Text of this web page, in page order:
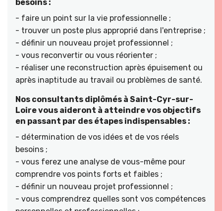
besoins :
- faire un point sur la vie professionnelle ;
- trouver un poste plus approprié dans l'entreprise ;
- définir un nouveau projet professionnel ;
- vous reconvertir ou vous réorienter ;
- réaliser une reconstruction après épuisement ou
après inaptitude au travail ou problèmes de santé.
Nos consultants diplômés à Saint-Cyr-sur-
Loire vous aideront à atteindre vos objectifs
en passant par des étapes indispensables :
- détermination de vos idées et de vos réels
besoins ;
- vous ferez une analyse de vous-même pour
comprendre vos points forts et faibles ;
- définir un nouveau projet professionnel ;
- vous comprendrez quelles sont vos compétences